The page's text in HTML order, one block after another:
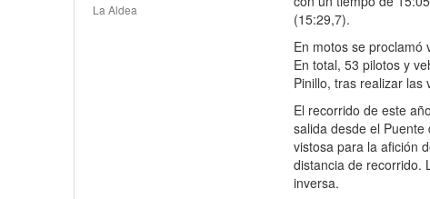
(15:29,7).
En motos se proclamó
En total, 53 pilotos y
Pinillo, tras realizar las
El recorrido de este
salida desde el
vistosa para la afición
distancia de recorrido.
inversa.
La Aldea